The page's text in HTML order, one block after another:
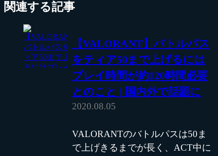
関連する記事
【VALORANT】バトルパス
をティア50まで上げるには
プレイ時間が約120時間必要
とのこと | 国内外で話題に
2020.08.05
VALORANTのバトルパスは50ま
で上げきるまでが長く、ACT中に